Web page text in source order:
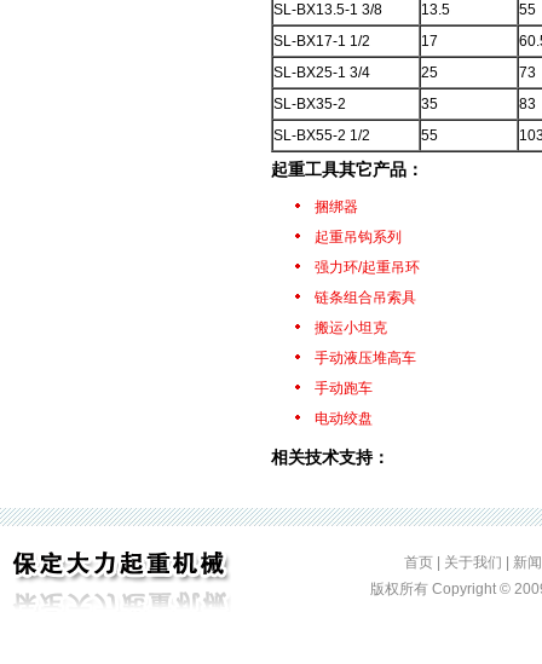
SL-BX13.5-1 3/8
13.5
55
SL-BX17-1 1/2
17
SL-BX25-1 3/4
25
73
SL-BX35-2
35
83
SL-BX55-2 1/2
55
起重工具其它产品：
捆绑器
起重吊钩系列
强力环/起重吊环
链条组合吊索具
搬运小坦克
手动液压堆高车
手动跑车
电动绞盘
相关技术支持：
首页 关于我们
新
版权所有 Copyright ©